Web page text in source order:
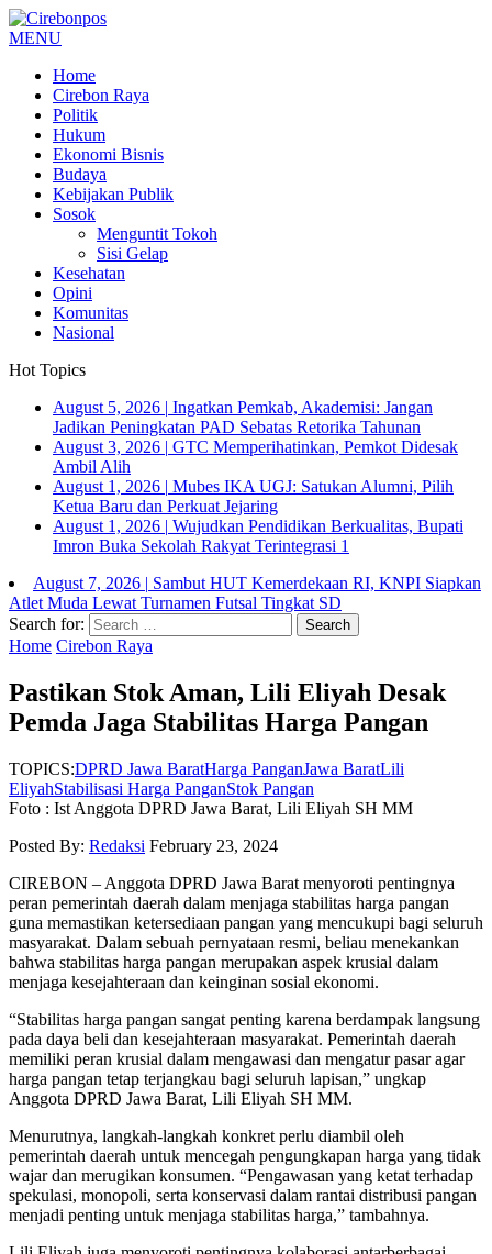
MENU
Home
Cirebon Raya
Politik
Hukum
Ekonomi Bisnis
Budaya
Kebijakan Publik
Sosok
Menguntit Tokoh
Sisi Gelap
Kesehatan
Opini
Komunitas
Nasional
Hot Topics
August 5, 2026 | Ingatkan Pemkab, Akademisi: Jangan
Jadikan Peningkatan PAD Sebatas Retorika Tahunan
August 3, 2026 | GTC Memperihatinkan, Pemkot Didesak
Ambil Alih
August 1, 2026 | Mubes IKA UGJ: Satukan Alumni, Pilih
Ketua Baru dan Perkuat Jejaring
August 1, 2026 | Wujudkan Pendidikan Berkualitas, Bupati
Imron Buka Sekolah Rakyat Terintegrasi 1
August 7, 2026 | Sambut HUT Kemerdekaan RI, KNPI Siapkan
Atlet Muda Lewat Turnamen Futsal Tingkat SD
Search for:
Home Cirebon Raya
Pastikan Stok Aman, Lili Eliyah Desak
Pemda Jaga Stabilitas Harga Pangan
TOPICS:DPRD Jawa BaratHarga PanganJawa BaratLili
EliyahStabilisasi Harga PanganStok Pangan
Foto : Ist Anggota DPRD Jawa Barat, Lili Eliyah SH MM
Posted By: Redaksi February 23, 2024
CIREBON – Anggota DPRD Jawa Barat menyoroti pentingnya
peran pemerintah daerah dalam menjaga stabilitas harga pangan
guna memastikan ketersediaan pangan yang mencukupi bagi seluruh
masyarakat. Dalam sebuah pernyataan resmi, beliau menekankan
bahwa stabilitas harga pangan merupakan aspek krusial dalam
menjaga kesejahteraan dan keinginan sosial ekonomi.
“Stabilitas harga pangan sangat penting karena berdampak langsung
pada daya beli dan kesejahteraan masyarakat. Pemerintah daerah
memiliki peran krusial dalam mengawasi dan mengatur pasar agar
harga pangan tetap terjangkau bagi seluruh lapisan,” ungkap
Anggota DPRD Jawa Barat, Lili Eliyah SH MM.
Menurutnya, langkah-langkah konkret perlu diambil oleh
pemerintah daerah untuk mencegah pengungkapan harga yang tidak
wajar dan merugikan konsumen. “Pengawasan yang ketat terhadap
spekulasi, monopoli, serta konservasi dalam rantai distribusi pangan
menjadi penting untuk menjaga stabilitas harga,” tambahnya.